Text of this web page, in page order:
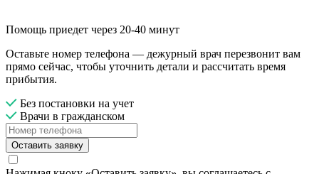
Помощь приедет через 20-40 минут
Оставьте номер телефона — дежурный врач перезвонит вам
прямо сейчас, чтобы уточнить детали и рассчитать время
прибытия.
Без постановки на учет
Врачи в гражданском
Оставить заявку